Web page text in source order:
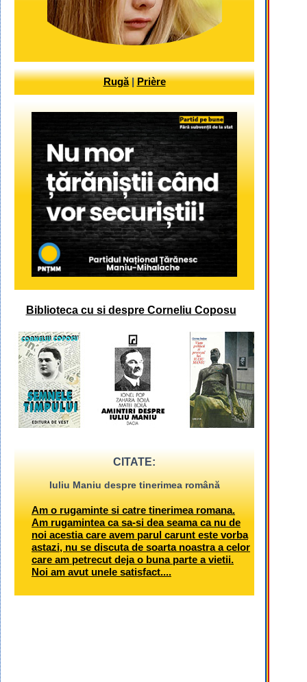
Rugă|Prière
Biblioteca cu si despre Corneliu Coposu
CITATE:
Iuliu Maniu despre tinerimea română
Am o rugaminte si catre tinerimea romana.
Am rugamintea ca sa-si dea seama ca nu de
noi acestia care avem parul carunt este vorba
astazi, nu se discuta de soarta noastra a celor
care am petrecut deja o buna parte a vietii.
Noi am avut unele satisfact....